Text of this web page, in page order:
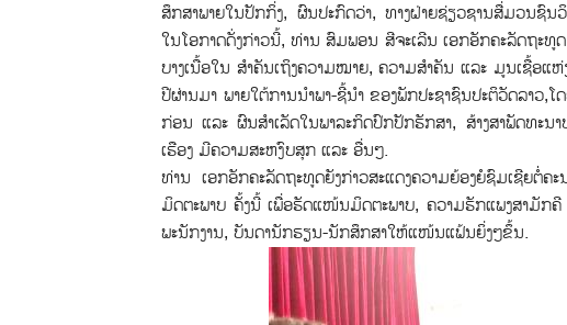
ສຶກສາພາຍໃນປັກກິ່ງ, ຜົນປະກົດວ່າ, ທາງຝ່າຍຊ່ຽວຊານສື່ມວນຊົ
ໃນໂອກາດດັ່ງກ່າວນີ້, ທ່ານ ສົມພອນ ສີຈະເລີນ ເອກອັກຄະລັດຖະ
ບາງເນື້ອໃນ ສໍາຄັນເຖິງຄວາມໝາຍ, ຄວາມສຳຄັນ ແລະ ມູນເຊື້ອແ
ປີຜ່ານມາ ພາຍໃຕ້ການນຳພາ-ຊີ້ນໍາ ຂອງພັກປະຊາຊົນປະຕິວັດລາວ,
ກ່ອນ ແລະ ຜົນສຳເລັດໃນພາລະກິດປົກປັກຮັກສາ, ສ້າງສາພັດທະນາ
ເຮືອງ ມີຄວາມສະຫງົບສຸກ ແລະ ອື່ນໆ.
ທ່ານ ເອກອັກຄະລັດຖະທູດຍັງກ່າວສະແດງຄວາມຍ້ອງຍໍຊົມເຊີຍຕໍ່
ມິດຕະພາບ ຄັ້ງນີ້ ເພື່ອຮັດແໜ້ນມິດຕະພາບ, ຄວາມຮັກແພງສາມັກ
ພະນັກງານ, ບັນດານັກຮຽນ-ນັກສຶກສາໃຫ້ແໜ້ນແຟ້ນຍິ່ງໆຂຶ້ນ.